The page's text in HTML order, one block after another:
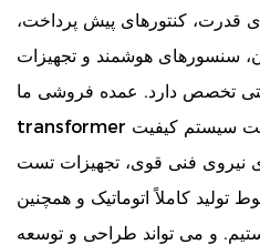
قدرت، کنتورهای پیش پرداخت،
سنسورهای هوشمند و تجهیزات
transformer
نیروی فنی قوی، تجهیزات تست
تولید کاملاً اتوماتیک و همچنین
و می تواند طراحی و توسعه